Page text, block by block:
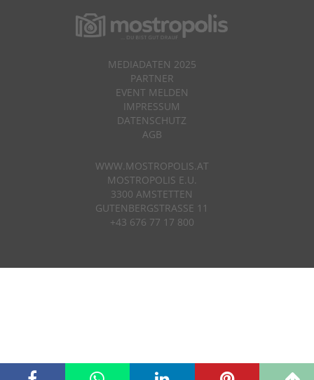
MEDIADATEN 2025
PARTNER
EVENT MELDEN
IMPRESSUM
DATENSCHUTZ
AGB
WWW.MOSTROPOLIS.AT
MOSTROPOLIS E.U.
3300 AMSTETTEN
GUTENBERGSTRASSE 11
+43 676 77 17 800